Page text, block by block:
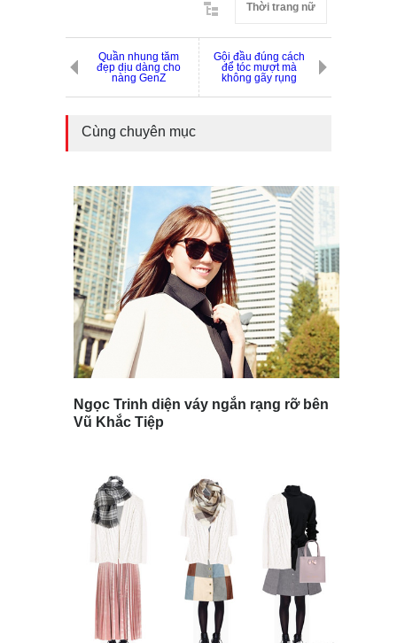
Thời trang nữ
Quần nhung tăm
đẹp dịu dàng cho
nàng GenZ
Gội đầu đúng cách
để tóc mượt mà
không gãy rụng
Cùng chuyên mục
Ngọc Trinh diện váy ngắn rạng rỡ bên
Vũ Khắc Tiệp